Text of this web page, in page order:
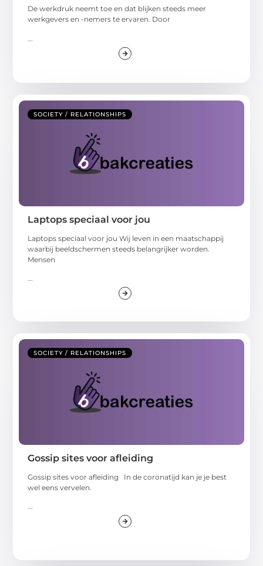
De werkdruk neemt toe en dat blijken steeds meer
werkgevers en -nemers te ervaren. Door
SOCIETY / RELATIONSHIPS
Laptops speciaal voor jou
Laptops speciaal voor jou Wij leven in een maatschappij
waarbij beeldschermen steeds belangrijker worden.
Mensen
SOCIETY / RELATIONSHIPS
Gossip sites voor afleiding
Gossip sites voor afleiding In de coronatijd kan je je best
wel eens vervelen.
...